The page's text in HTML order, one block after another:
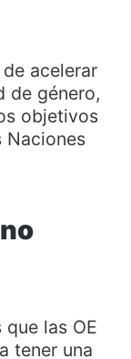
acelerar
de género,
objetivos
Naciones
las OE
tener una